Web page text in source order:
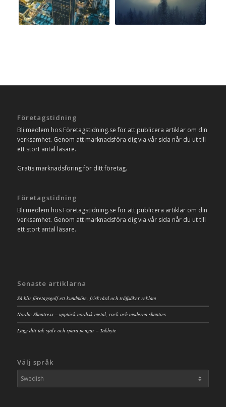
Företagstidning
Bli medlem hos Företagstidning.se för att publicera artiklar om din
verksamhet. Genom att marknadsföra dig via vår sida når du ut till
ett stort antal läsare.
Gratis marknadsföring för ditt företag.
Företagstidning
Bli medlem hos Företagstidning.se för att publicera artiklar om din
verksamhet. Genom att marknadsföra dig via vår sida når du ut till
ett stort antal läsare.
Senaste artiklarna
Så blir företagsgolf ett kundmöte, friskvård och träffsäker reklam
Nordic Shantress – upptäck nordisk metal, rock och moderna shanties
Lägg ditt tak själv och spara pengar – Takbyte
Välj språk